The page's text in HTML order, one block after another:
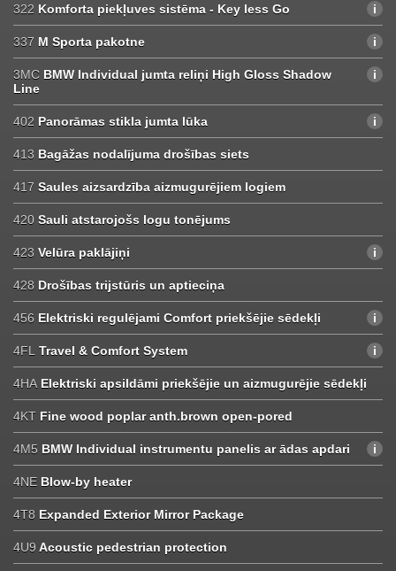
322 Komforta piekļuves sistēma - Key less Go
337 M Sporta pakotne
3MC BMW Individual jumta reliņi High Gloss Shadow
Line
402 Panorāmas stikla jumta lūka
413 Bagāžas nodalījuma drošības siets
417 Saules aizsardzība aizmugurējiem logiem
420 Sauli atstarojošs logu tonējums
423 Velūra paklājiņi
428 Drošības trijstūris un aptieciņa
456 Elektriski regulējami Comfort priekšējie sēdekļi
4FL Travel & Comfort System
4HA Elektriski apsildāmi priekšējie un aizmugurējie sēdekļi
4KT Fine wood poplar anth.brown open-pored
4M5 BMW Individual instrumentu panelis ar ādas apdari
4NE Blow-by heater
4T8 Expanded Exterior Mirror Package
4U9 Acoustic pedestrian protection